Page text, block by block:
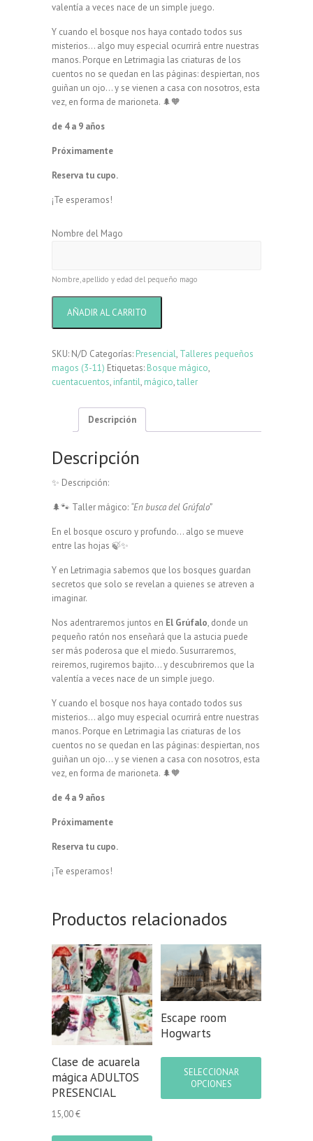
valentía a veces nace de un simple juego.
Y cuando el bosque nos haya contado todos sus
misterios… algo muy especial ocurrirá entre nuestras
manos. Porque en Letrimagia las criaturas de los
cuentos no se quedan en las páginas: despiertan, nos
guiñan un ojo… y se vienen a casa con nosotros, esta
vez, en forma de marioneta. 🌲🧡
de 4 a 9 años
Próximamente
Reserva tu cupo.
¡Te esperamos!
Nombre del Mago
Nombre, apellido y edad del pequeño mago
mágico:
En
del
Grúfalo
cantidad
AÑADIR AL CARRITO
SKU: N/D Categorías: Presencial, Talleres pequeños
magos (3-11) Etiquetas: Bosque mágico,
cuentacuentos, infantil, mágico,taller
Descripción
Descripción
✨ Descripción:
🌲🐾 Taller mágico: “En busca del Grúfalo”
En el bosque oscuro y profundo… algo se mueve
entre las hojas 🍃✨
Y en Letrimagia sabemos que los bosques guardan
secretos que solo se revelan a quienes se atreven a
imaginar.
Nos adentraremos juntos en El Grúfalo, donde un
pequeño ratón nos enseñará que la astucia puede
ser más poderosa que el miedo. Susurraremos,
reiremos, rugiremos bajito… y descubriremos que la
valentía a veces nace de un simple juego.
Y cuando el bosque nos haya contado todos sus
misterios… algo muy especial ocurrirá entre nuestras
manos. Porque en Letrimagia las criaturas de los
cuentos no se quedan en las páginas: despiertan, nos
guiñan un ojo… y se vienen a casa con nosotros, esta
vez, en forma de marioneta. 🌲🧡
de 4 a 9 años
Próximamente
Reserva tu cupo.
¡Te esperamos!
Productos relacionados
Clase de acuarela
mágica ADULTOS
PRESENCIAL
15,00€
Escape room
Hogwarts
SELECCIONAR
OPCIONES
múltiples